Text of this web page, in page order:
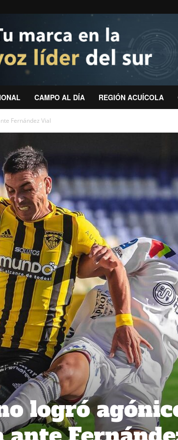
CAMPO AL DÍA REGIÓN ACUÍCOLA
Fernández Vial
logró